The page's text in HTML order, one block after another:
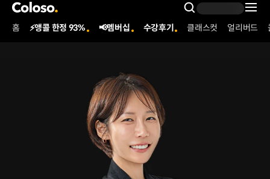
콜로소
Search
Coloso Menu
홈 ⚡앵콜 한정 93% 📢멤버십 수강후기 클래스컷 얼리버드